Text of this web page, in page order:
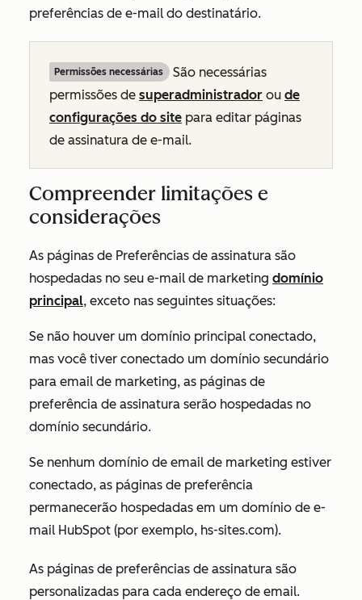
preferências de e-mail do destinatário.
Permissões necessárias
São necessárias
permissões de superadministrador ou de
configurações do site para editar páginas
de assinatura de e-mail.
Compreender limitações e
considerações
As páginas de Preferências de assinatura são
hospedadas no seu e-mail de marketing domínio
principal, exceto nas seguintes situações:
Se não houver um domínio principal conectado,
mas você tiver conectado um domínio secundário
para email de marketing, as páginas de
preferência de assinatura serão hospedadas no
domínio secundário.
Se nenhum domínio de email de marketing estiver
conectado, as páginas de preferência
permanecerão hospedadas em um domínio de e-
mail HubSpot (por exemplo, hs-sites.com).
As páginas de preferências de assinatura são
personalizadas para cada endereço de email.